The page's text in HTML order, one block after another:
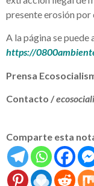
presente erosión por
A la página se
https://
Prensa
Contacto /
Comparte esta